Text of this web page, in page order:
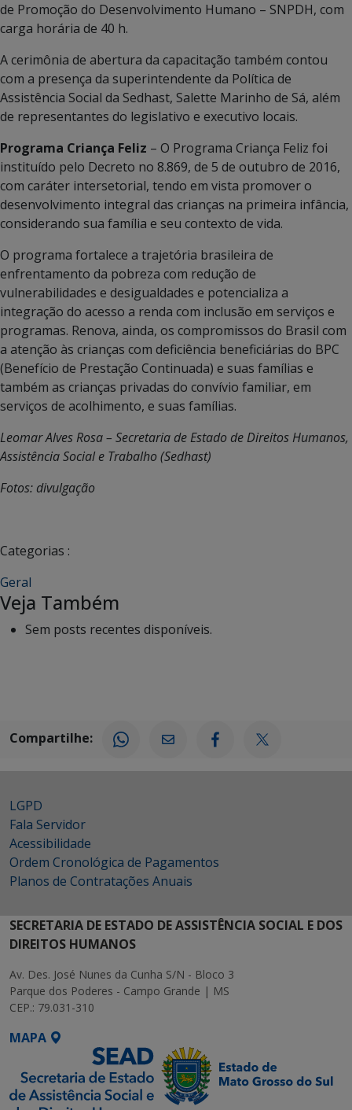
de Promoção do Desenvolvimento Humano – SNPDH, com
carga horária de 40 h.
A cerimônia de abertura da capacitação também contou
com a presença da superintendente da Política de
Assistência Social da Sedhast, Salette Marinho de Sá, além
de representantes do legislativo e executivo locais.
Programa Criança Feliz – O Programa Criança Feliz foi
instituído pelo Decreto no 8.869, de 5 de outubro de 2016,
com caráter intersetorial, tendo em vista promover o
desenvolvimento integral das crianças na primeira infância,
considerando sua família e seu contexto de vida.
O programa fortalece a trajetória brasileira de
enfrentamento da pobreza com redução de
vulnerabilidades e desigualdades e potencializa a
integração do acesso a renda com inclusão em serviços e
programas. Renova, ainda, os compromissos do Brasil com
a atenção às crianças com deficiência beneficiárias do BPC
(Benefício de Prestação Continuada) e suas famílias e
também as crianças privadas do convívio familiar, em
serviços de acolhimento, e suas famílias.
Leomar Alves Rosa – Secretaria de Estado de Direitos Humanos,
Assistência Social e Trabalho (Sedhast)
Fotos: divulgação
Categorias :
Geral
Veja Também
Sem posts recentes disponíveis.
Compartilhe:
LGPD
Fala Servidor
Acessibilidade
Ordem Cronológica de Pagamentos
Planos de Contratações Anuais
SECRETARIA DE ESTADO DE ASSISTÊNCIA SOCIAL E DOS
DIREITOS HUMANOS
Av. Des. José Nunes da Cunha S/N - Bloco 3
Parque dos Poderes - Campo Grande | MS
CEP.: 79.031-310
MAPA